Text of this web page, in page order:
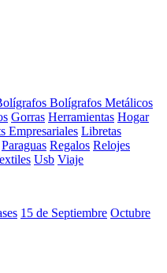
Bolígrafos Metálicos
Gorras Herramientas Hogar
Empresariales Libretas
Paraguas Regalos Relojes
Usb Viaje
15 de Septiembre Octubre